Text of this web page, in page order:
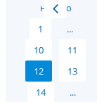
начало
1
...
10
11
12
13
14
...